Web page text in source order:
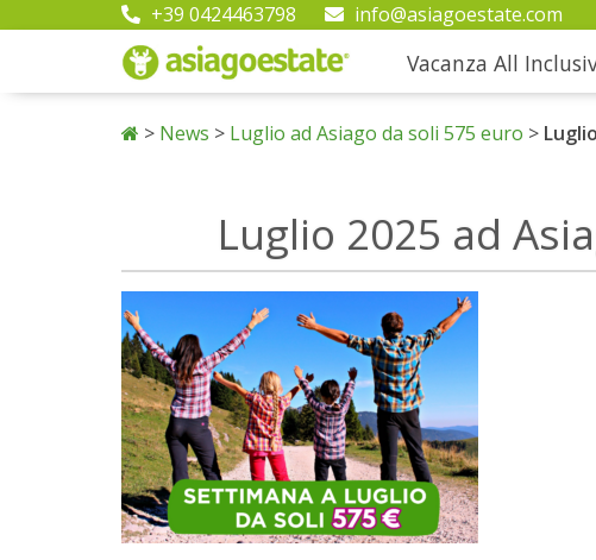
+39 0424463798 info@asiagoestate.com
Vacanza All
> News > Luglio ad Asiago da soli 575 euro >
Luglio 2025 ad